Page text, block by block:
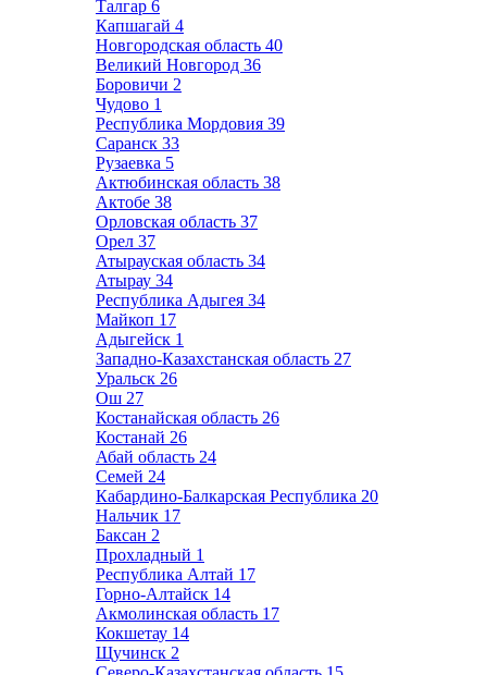
Талгар 6
Капшагай 4
Новгородская область 40
Великий Новгород 36
Боровичи 2
Чудово 1
Республика Мордовия 39
Саранск 33
Рузаевка 5
Актюбинская область 38
Актобе 38
Орловская область 37
Орел 37
Атырауская область 34
Атырау 34
Республика Адыгея 34
Майкоп 17
Адыгейск 1
Западно-Казахстанская область 27
Уральск 26
Ош 27
Костанайская область 26
Костанай 26
Абай область 24
Семей 24
Кабардино-Балкарская Республика 20
Нальчик 17
Баксан 2
Прохладный 1
Республика Алтай 17
Горно-Алтайск 14
Акмолинская область 17
Кокшетау 14
Щучинск 2